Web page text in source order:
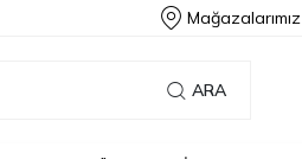
Mağazalarımız
ARA